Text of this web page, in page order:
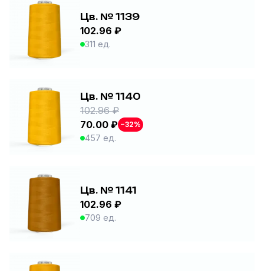
Цв. № 1139
102.96 ₽
311 ед.
Цв. № 1140
102.96 ₽
70.00 ₽ −32%
457 ед.
Цв. № 1141
102.96 ₽
709 ед.